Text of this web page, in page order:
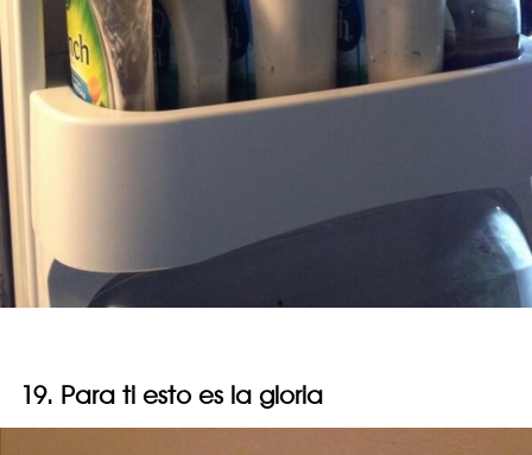
19. Para ti esto es la gloria